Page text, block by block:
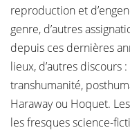
reproduction et
genre, d’autres
depuis ces dernières
lieux, d’autres
transhumanité,
Haraway ou Hoquet.
les fresques science-